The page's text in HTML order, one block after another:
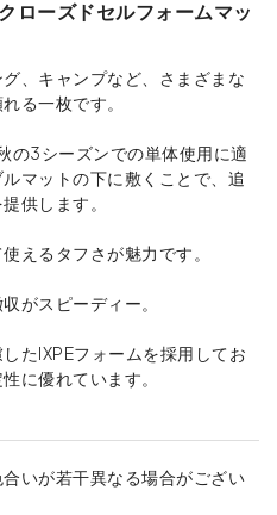
ローズドセルフォームマッ
、キャンプなど、さまざまな
る一枚です。
の3シーズンでの単体使用に適
マットの下に敷くことで、追
供します。
えるタフさが魅力です。
がスピーディー。
たIXPEフォームを採用してお
に優れています。
いが若干異なる場合がござい